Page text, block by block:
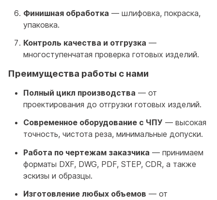
Финишная обработка — шлифовка, покраска,
упаковка.
Контроль качества и отгрузка —
многоступенчатая проверка готовых изделий.
Преимущества работы с нами
Полный цикл производства — от
проектирования до отгрузки готовых изделий.
Современное оборудование с ЧПУ — высокая
точность, чистота реза, минимальные допуски.
Работа по чертежам заказчика — принимаем
форматы DXF, DWG, PDF, STEP, CDR, а также
эскизы и образцы.
Изготовление любых объемов — от